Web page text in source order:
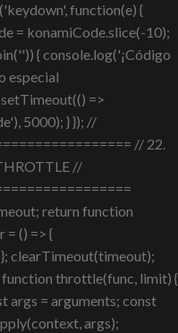
function(e) {
= konamiCode.slice(-10);
{ console.log('¡Código
especial
=>
5000); } }); //
// 22.
//
return function
= () => {
clearTimeout(timeout);
throttle(func, limit) {
args = arguments; const
args);